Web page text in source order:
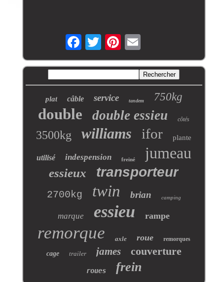
plat câble service tandem 750kg
double double essieu côtés
3500kg williams ifor plante
utilisé indespension freiné jumeau
essieux transporteur
2700kg twin brian camping
marque essieu rampe
remorque axle roue remorques
cage trailer james couverture
roues frein